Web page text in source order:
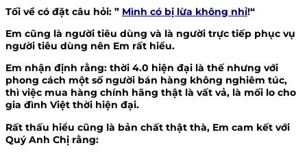
Tối về có đặt câu hỏi: ” Mình có bị lừa không nhỉ!“
Em cũng là người tiêu dùng và là người trực tiếp phục vụ
người tiêu dùng nên Em rất hiểu.
Em nhận định rằng: thời 4.0 hiện đại là thế nhưng với
phong cách một số người bán hàng không nghiêm túc,
thì việc mua hàng chính hãng thật là vất vả, là mối lo cho
gia đình Việt thời hiện đại.
Rất thấu hiểu cũng là bản chất thật thà, Em cam kết với
Quý Anh Chị rằng: